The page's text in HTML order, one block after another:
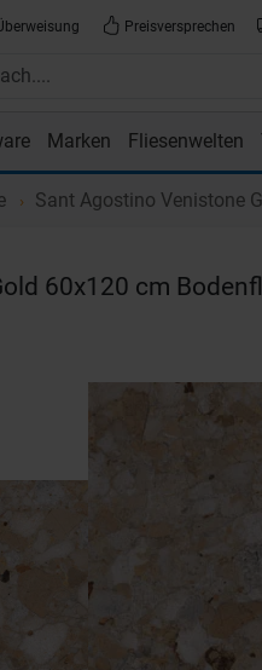
Preisversprechen
Marken Fliesenwelten
Sant Agostino Venistone
60x120 cm